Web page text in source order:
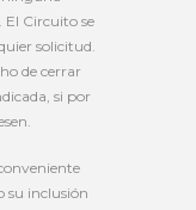
El Circuito se
solicitud.
de cerrar
si por
su inclusión